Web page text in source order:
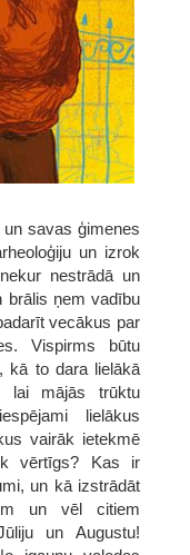
savas ģimenes
un izrok
nestrādā un
brālis ņem vadību
vecākus par
Vispirms būtu
kā to dara lielākā
lai mājās trūktu
lielākus
vairāk ietekmē
vērtīgs? Kas ir
un kā izstrādāt
un vēl citiem
un Augustu!